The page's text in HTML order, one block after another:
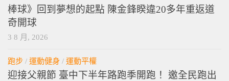
棒球》回到夢想的起點 陳金鋒睽違20多年重返道
奇開球
3 8 月, 2026
跑步 / 運動健身 / 運動平權
迎接父親節 臺中下半年路跑季開跑！ 邀全民跑出